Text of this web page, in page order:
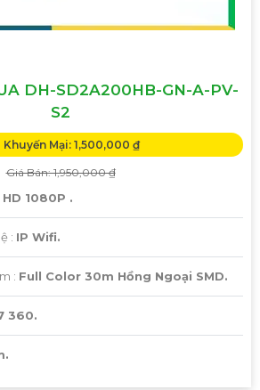
DH-SD2A200HB-GN-A-PV-
S2
Khuyến Mại: 1,500,000 ₫
Giá Bán: 1,950,000 ₫
HD 1080P .
: IP Wifi.
: Full Color 30m Hồng Ngoại SMD.
360.